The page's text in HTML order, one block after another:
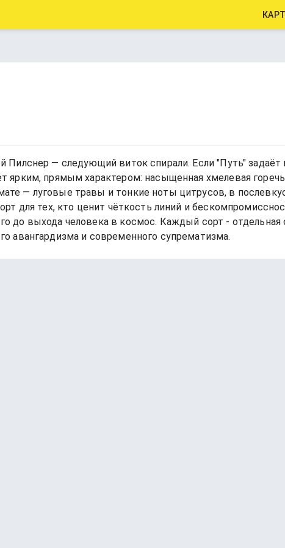
Пилснер — следующий виток спирали. Если "Путь"
прямым характером: насыщенная хмелевая
— луговые травы и тонкие ноты цитрусов, в
для тех, кто ценит чёткость линий и
до выхода человека в космос. Каждый сорт - отдельная
авангардизма и современного супрематизма.